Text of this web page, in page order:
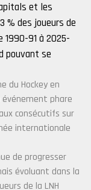
et les
% des joueurs de
1990-91 à 2025-
pouvant se
du Hockey en
phare
consécutifs sur
internationale
de progresser
évoluant dans la
de la LNH